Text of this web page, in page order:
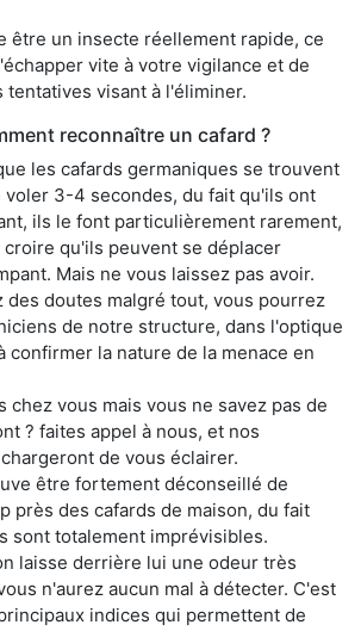
être un insecte réellement rapide, ce
vite à votre vigilance et de
visant à l'éliminer.
reconnaître un cafard ?
les cafards germaniques se trouvent
voler 3-4 secondes, du fait qu'ils ont
ils le font particulièrement rarement,
qu'ils peuvent se déplacer
Mais ne vous laissez pas avoir.
des doutes malgré tout, vous pourrez
de notre structure, dans l'optique
confirmer la nature de la menace en
chez vous mais vous ne savez pas de
? faites appel à nous, et nos
de vous éclairer.
être fortement déconseillé de
près des cafards de maison, du fait
sont totalement imprévisibles.
laisse derrière lui une odeur très
n'aurez aucun mal à détecter. C'est
indices qui permettent de